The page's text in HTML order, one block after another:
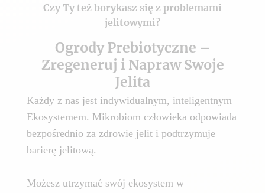
Czy Ty też borykasz się z problemami
jelitowymi?
Ogrody Prebiotyczne –
Zregeneruj i Napraw Swoje
Jelita
Każdy z nas jest indywidualnym, inteligentnym
Ekosystemem. Mikrobiom człowieka odpowiada
bezpośrednio za zdrowie jelit i podtrzymuje
barierę jelitową.
Możesz utrzymać swój ekosystem w